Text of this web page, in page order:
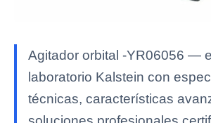
Agitador orbital -YR06056 —
laboratorio Kalstein con
técnicas, características